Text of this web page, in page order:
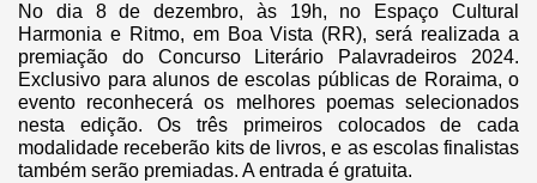
No dia 8 de dezembro, às 19h, no Espaço Cultural
Harmonia e Ritmo, em Boa Vista (RR), será realizada a
premiação do Concurso Literário Palavradeiros 2024.
Exclusivo para alunos de escolas públicas de Roraima, o
evento reconhecerá os melhores poemas selecionados
nesta edição. Os três primeiros colocados de cada
modalidade receberão kits de livros, e as escolas finalistas
também serão premiadas. A entrada é gratuita.